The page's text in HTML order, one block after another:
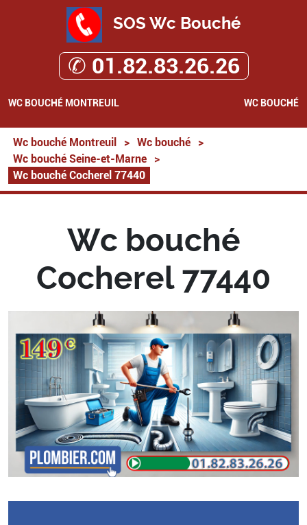
SOS Wc Bouché
✆ 01.82.83.26.26
WC BOUCHÉ MONTREUIL WC BOUCHÉ
Wc bouché Montreuil > Wc bouché
>
Wc bouché Seine-et-Marne
>
Wc bouché Cocherel 77440
Wc bouché
Cocherel 77440